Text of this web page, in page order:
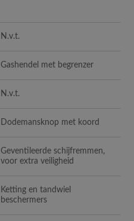
N.v.t.
Gashendel met begrenzer
N.v.t.
Dodemansknop met koord
Geventileerde schijfremmen,
voor extra veiligheid
Ketting en tandwiel
beschermers